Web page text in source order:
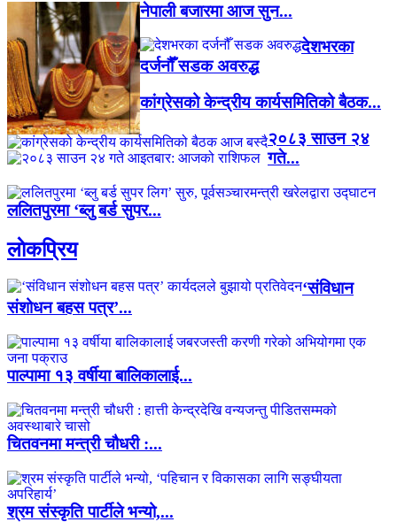
नेपाली बजारमा आज सुन...
देशभरका
दर्जनौँ सडक अवरुद्ध
कांग्रेसको केन्द्रीय कार्यसमितिको बैठक...
२०८३ साउन २४
गते...
ललितपुरमा ‘ब्लु बर्ड सुपर...
लाेकप्रिय
‘संविधान
संशोधन बहस पत्र’...
पाल्पामा १३ वर्षीया बालिकालाई...
चितवनमा मन्त्री चौधरी :...
श्रम संस्कृति पार्टीले भन्यो,...